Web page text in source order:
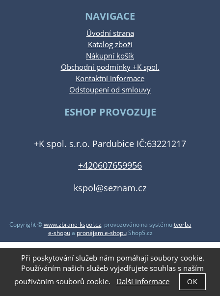
NAVIGACE
Úvodní strana
Katalog zboží
Nákupní košík
Obchodní podmínky +K spol.
Kontaktní informace
Odstoupení od smlouvy
ESHOP PROVOZUJE
+K spol. s.r.o. Pardubice IČ:63221217
+420607659956
kspol@seznam.cz
Copyright ©www.zbrane-kspol.cz, provozováno na systémutvorba
e-shopua pronájem e-shopuShop5.cz
Při poskytování služeb nám pomáhají soubory cookie.
Používáním našich služeb vyjadřujete souhlas s naším
používáním souborů cookie. Další informace